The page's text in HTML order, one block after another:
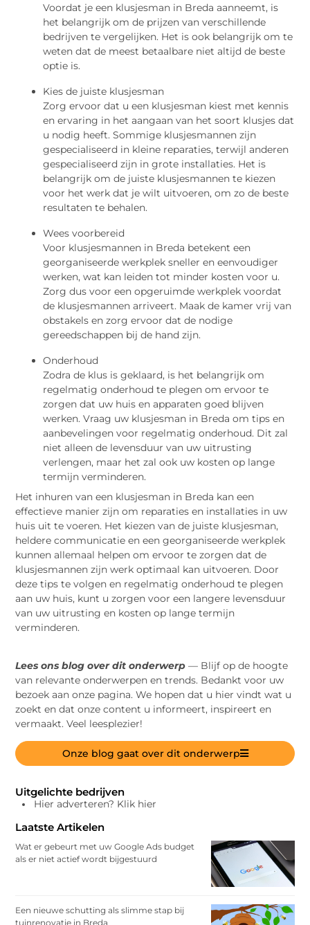
Voordat je een klusjesman in Breda aanneemt, is
het belangrijk om de prijzen van verschillende
bedrijven te vergelijken. Het is ook belangrijk om te
weten dat de meest betaalbare niet altijd de beste
optie is.
Kies de juiste klusjesman
Zorg ervoor dat u een klusjesman kiest met kennis
en ervaring in het aangaan van het soort klusjes dat
u nodig heeft. Sommige klusjesmannen zijn
gespecialiseerd in kleine reparaties, terwijl anderen
gespecialiseerd zijn in grote installaties. Het is
belangrijk om de juiste klusjesmannen te kiezen
voor het werk dat je wilt uitvoeren, om zo de beste
resultaten te behalen.
Wees voorbereid
Voor klusjesmannen in Breda betekent een
georganiseerde werkplek sneller en eenvoudiger
werken, wat kan leiden tot minder kosten voor u.
Zorg dus voor een opgeruimde werkplek voordat
de klusjesmannen arriveert. Maak de kamer vrij van
obstakels en zorg ervoor dat de nodige
gereedschappen bij de hand zijn.
Onderhoud
Zodra de klus is geklaard, is het belangrijk om
regelmatig onderhoud te plegen om ervoor te
zorgen dat uw huis en apparaten goed blijven
werken. Vraag uw klusjesman in Breda om tips en
aanbevelingen voor regelmatig onderhoud. Dit zal
niet alleen de levensduur van uw uitrusting
verlengen, maar het zal ook uw kosten op lange
termijn verminderen.
Het inhuren van een klusjesman in Breda kan een
effectieve manier zijn om reparaties en installaties in uw
huis uit te voeren. Het kiezen van de juiste klusjesman,
heldere communicatie en een georganiseerde werkplek
kunnen allemaal helpen om ervoor te zorgen dat de
klusjesmannen zijn werk optimaal kan uitvoeren. Door
deze tips te volgen en regelmatig onderhoud te plegen
aan uw huis, kunt u zorgen voor een langere levensduur
van uw uitrusting en kosten op lange termijn
verminderen.
Lees ons blog over dit onderwerp— Blijf op de hoogte
van relevante onderwerpen en trends. Bedankt voor uw
bezoek aan onze pagina. We hopen dat u hier vindt wat u
zoekt en dat onze content u informeert, inspireert en
vermaakt. Veel leesplezier!
Onze blog gaat over dit onderwerp
Uitgelichte bedrijven
Hier adverteren? Klik hier
Laatste Artikelen
Wat er gebeurt met uw Google Ads budget
als er niet actief wordt bijgestuurd
Een nieuwe schutting als slimme stap bij
tuinrenovatie in Breda